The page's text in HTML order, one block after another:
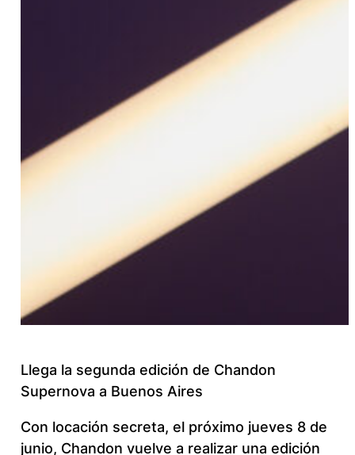
Llega la segunda edición de Chandon
Supernova a Buenos Aires
Con locación secreta, el próximo jueves 8 de
junio, Chandon vuelve a realizar una edición